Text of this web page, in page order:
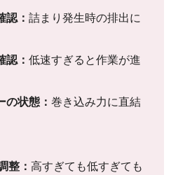
： 詰まり発生時の排出に
認： 低速すぎると作業が進
状態： 巻き込み力に直結
整： 高すぎても低すぎても